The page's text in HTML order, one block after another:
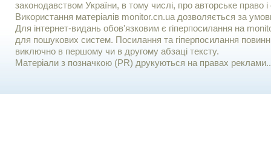
законодавством України, в тому числі, про авторське право і
Використання матерiалiв monitor.cn.ua дозволяється за
Для iнтернет-видань обов'язковим є гiперпосилання на
для пошукових систем. Посилання та гіперпосилання
виключно в першому чи в другому абзаці тексту.
Матеріали з позначкою (PR) друкуються на правах реклами..